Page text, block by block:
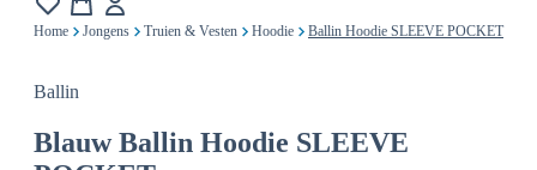
Home Jongens Truien & Vesten Hoodie Ballin Hoodie SLEEVE POCKET
Ballin
Blauw Ballin Hoodie SLEEVE